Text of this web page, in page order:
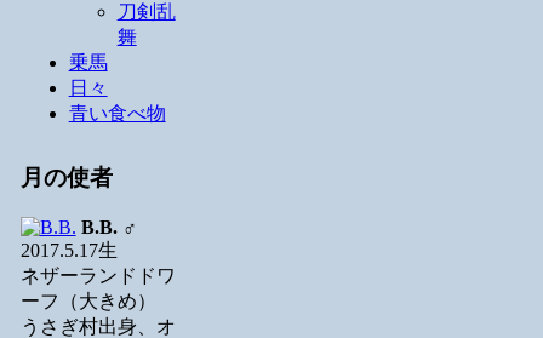
刀剣乱
舞
乗馬
日々
青い食べ物
月の使者
B.B.♂
2017.5.17生
ネザーランドドワ
ーフ（大きめ）
うさぎ村出身、オ